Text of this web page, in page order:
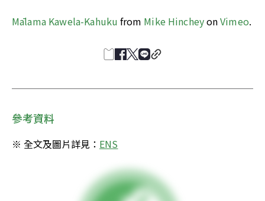
Mālama Kawela-Kahuku from Mike Hinchey on Vimeo.
參考資料
※ 全文及圖片詳見： ENS